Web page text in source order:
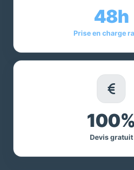
48h
Prise en charge
Devis gratuit